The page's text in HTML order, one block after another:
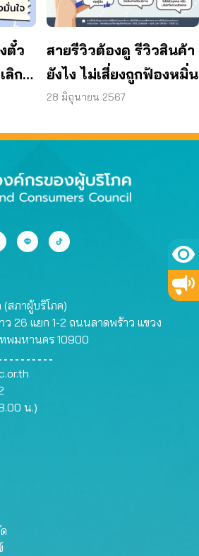
ตั๋ว
ลิก
สายรีวิวต้องดู รีวิวสินค้า
ยังไง ไม่เสี่ยงถูกฟ้องหมิ่น
28 มิถุนายน 2567
(สภาผู้บริโภค)
ว 26 แยก 1-2 ถนนลาดพร้าว แขวง
ทพมหานคร 10900
น.)